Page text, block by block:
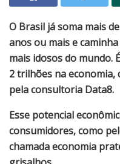
O Brasil já soma mais
anos ou mais e
mais idosos do mundo.
2 trilhões na economia,
pela consultoria Data8.
Esse potencial
consumidores, como
chamada economia